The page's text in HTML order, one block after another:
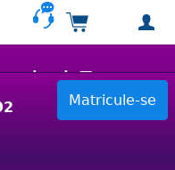
Carrinho de
Enem